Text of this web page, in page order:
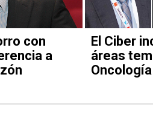
con
a
El Ciber
áreas